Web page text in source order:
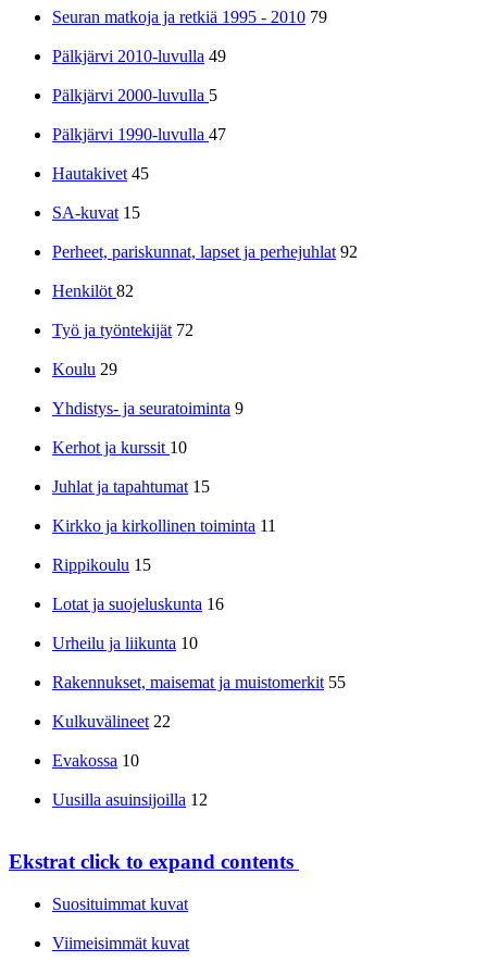
Seuran matkoja ja retkiä 1995 - 2010 79
Pälkjärvi 2010-luvulla 49
Pälkjärvi 2000-luvulla 5
Pälkjärvi 1990-luvulla 47
Hautakivet 45
SA-kuvat 15
Perheet, pariskunnat, lapset ja perhejuhlat 92
Henkilöt82
Työ ja työntekijät 72
Koulu 29
Yhdistys- ja seuratoiminta 9
Kerhot ja kurssit 10
Juhlat ja tapahtumat 15
Kirkko ja kirkollinen toiminta 11
Rippikoulu 15
Lotat ja suojeluskunta 16
Urheilu ja liikunta 10
Rakennukset, maisemat ja muistomerkit 55
Kulkuvälineet 22
Evakossa 10
Uusilla asuinsijoilla 12
Ekstrat click to expand contents
Suosituimmat kuvat
Viimeisimmät kuvat